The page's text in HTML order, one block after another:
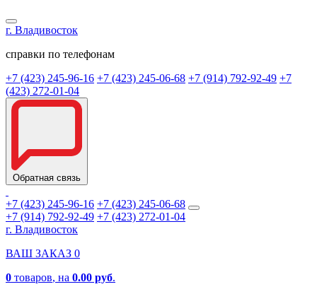
г. Владивосток
справки по телефонам
+7 (423) 245-96-16 +7 (423) 245-06-68 +7 (914) 792-92-49 +7
(423) 272-01-04
Обратная связь
+7 (423) 245-96-16 +7 (423) 245-06-68
+7 (914) 792-92-49 +7 (423) 272-01-04
г. Владивосток
ВАШ ЗАКАЗ 0
0 товаров, на 0.00 руб.